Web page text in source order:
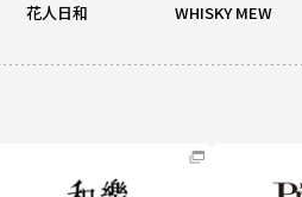
花人日和 WHISKY MEW